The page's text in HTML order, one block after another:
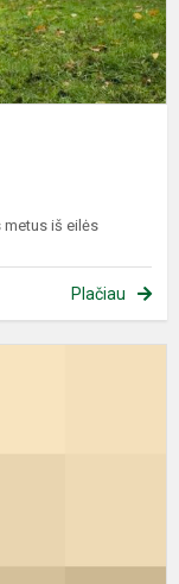
metus iš eilės
Plačiau